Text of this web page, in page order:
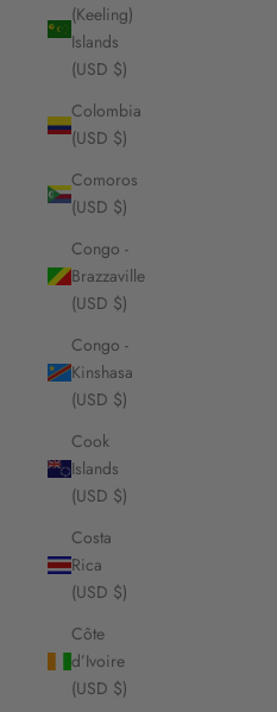
(Keeling)
Islands
(USD $)
Colombia
(USD $)
Comoros
(USD $)
Congo -
Brazzaville
(USD $)
Congo -
Kinshasa
(USD $)
Cook
Islands
(USD $)
Costa
Rica
(USD $)
Côte
d’Ivoire
(USD $)